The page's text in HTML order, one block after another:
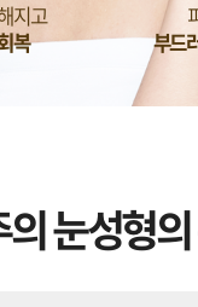
지고
복
부드
눈성형